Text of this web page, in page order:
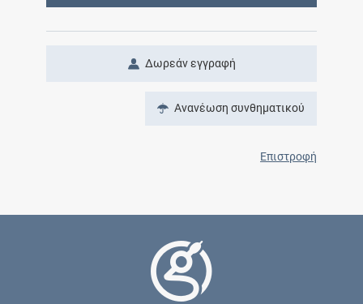
Δωρεάν εγγραφή
Ανανέωση συνθηματικού
Επιστροφή